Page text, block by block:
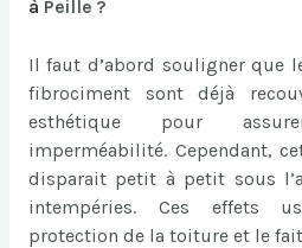
à Peille ?
Il faut d’abord souligner que
fibrociment sont déjà
esthétique pour
imperméabilité. Cependant,
disparait petit à petit sous
intempéries. Ces effets
protection de la toiture et le